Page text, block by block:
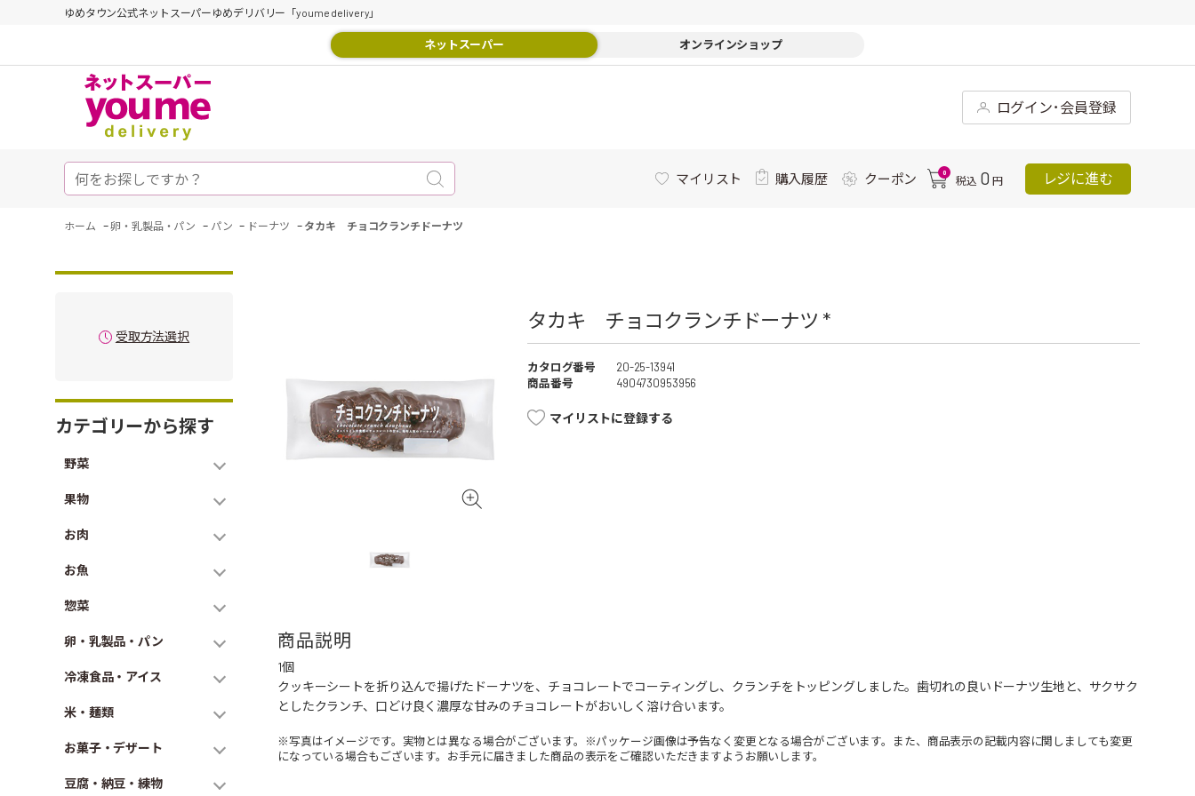
ゆめタウン公式ネットスーパーゆめデリバリー「youme delivery」
ネットスーパー オンラインショップ
ログイン･会員登録
マイリスト 購入履歴 クーポン 0
税込 0 円 レジに進む
ホーム -卵・乳製品・パン - パン - ドーナツ - タカキ チョコクランチドーナツ
受取方法選択
カテゴリーから探す
野菜
果物
お肉
お魚
惣菜
卵・乳製品・パン
冷凍食品・アイス
米・麺類
お菓子・デザート
豆腐・納豆・練物
タカキ チョコクランチドーナツ *
カタログ番号
20-25-13941
商品番号
4904730953956
マイリストに登録する
商品説明
1個
クッキーシートを折り込んで揚げたドーナツを、チョコレートでコーティングし、クランチをトッピングしました。歯切れの良いドーナツ生地と、サクサク
としたクランチ、口どけ良く濃厚な甘みのチョコレートがおいしく溶け合います。
※写真はイメージです。実物とは異なる場合がございます。※パッケージ画像は予告なく変更となる場合がございます。また、商品表示の記載内容に関しましても変更
になっている場合もございます。お手元に届きました商品の表示をご確認いただきますようお願いします。